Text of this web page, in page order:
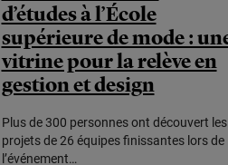
d’études à l’École
supérieure de mode :
vitrine pour la relève en
gestion et design
Plus de 300 personnes ont découvert les
projets de 26 équipes finissantes lors de
l’événement…